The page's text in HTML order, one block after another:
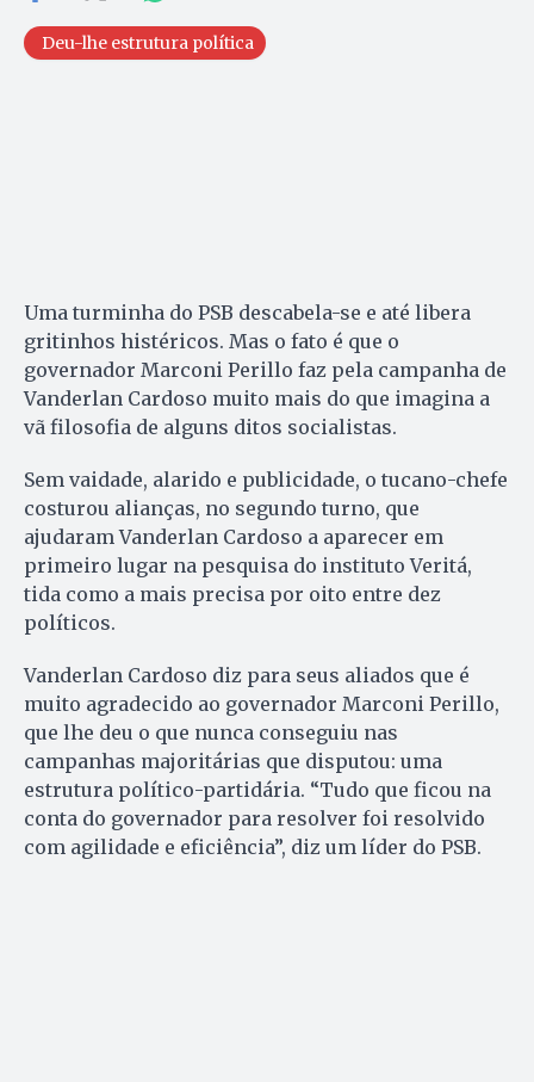
Deu-lhe estrutura política
Uma turminha do PSB descabela-se e até libera
gritinhos histéricos. Mas o fato é que o
governador Marconi Perillo faz pela campanha de
Vanderlan Cardoso muito mais do que imagina a
vã filosofia de alguns ditos socialistas.
Sem vaidade, alarido e publicidade, o tucano-chefe
costurou alianças, no segundo turno, que
ajudaram Vanderlan Cardoso a aparecer em
primeiro lugar na pesquisa do instituto Veritá,
tida como a mais precisa por oito entre dez
políticos.
Vanderlan Cardoso diz para seus aliados que é
muito agradecido ao governador Marconi Perillo,
que lhe deu o que nunca conseguiu nas
campanhas majoritárias que disputou: uma
estrutura político-partidária. “Tudo que ficou na
conta do governador para resolver foi resolvido
com agilidade e eficiência”, diz um líder do PSB.